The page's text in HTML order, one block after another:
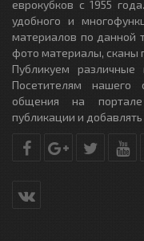
еврокубков с 1955
удобного и
материалов по данной
фото материалы, сканы
Публикуем
Посетителям нашего
общения на
публикации и добавлять